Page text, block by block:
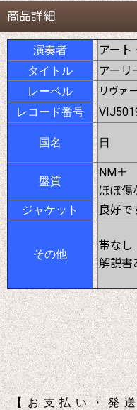
商品詳細
演奏者 アート
タイトル アーリ
レーベル リヴァ
レコード番号
国名 日
盤質
NM＋
ほぼ傷
ジャケット
良好で
その他
帯なし
解説書
【お支払い・発